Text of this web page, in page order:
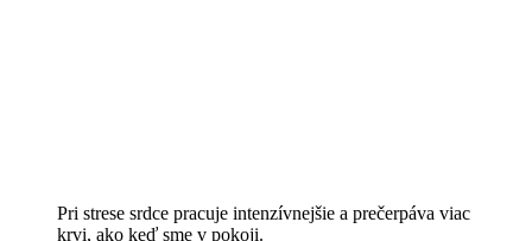
Pri strese srdce pracuje intenzívnejšie a prečerpáva viac
krvi, ako keď sme v pokoji.